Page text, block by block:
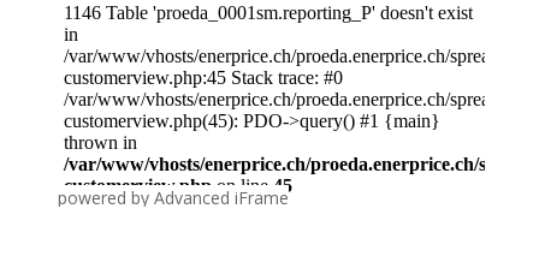
powered by Advanced iFrame